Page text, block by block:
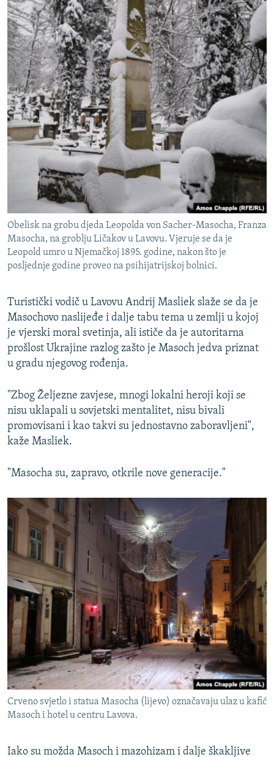
Obelisk na grobu djeda Leopolda von Sacher-Masocha, Franza
Masocha, na groblju Ličakov u Lavovu. Vjeruje se da je
Leopold umro u Njemačkoj 1895. godine, nakon što je
posljednje godine proveo na psihijatrijskoj bolnici.
Turistički vodič u Lavovu Andrij Masliek slaže se da je
Masochovo naslijeđe i dalje tabu tema u zemlji u kojoj
je vjerski moral svetinja, ali ističe da je autoritarna
prošlost Ukrajine razlog zašto je Masoch jedva priznat
u gradu njegovog rođenja.
"Zbog Željezne zavjese, mnogi lokalni heroji koji se
nisu uklapali u sovjetski mentalitet, nisu bivali
promovisani i kao takvi su jednostavno zaboravljeni",
kaže Masliek.
"Masocha su, zapravo, otkrile nove generacije."
Crveno svjetlo i statua Masocha (lijevo) označavaju ulaz u kafić
Masoch i hotel u centru Lavova.
Iako su možda Masoch i mazohizam i dalje škakljive